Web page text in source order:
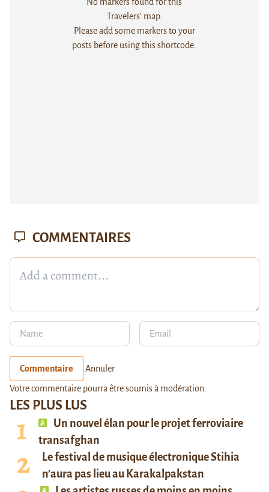
Travelers' map.
Please add some markers to your
posts before using this shortcode.
LES PLUS LUS
Un nouvel élan pour le projet ferroviaire
transafghan
Le festival de musique électronique Stihia
n’aura pas lieu au Karakalpakstan
COMMENTAIRES
Commentaire Annuler
Votre commentaire pourra être soumis à modération.